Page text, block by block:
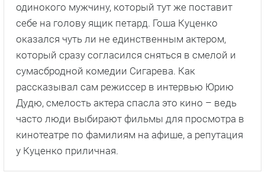
одинокого мужчину, который тут же поставит
себе на голову ящик петард. Гоша Куценко
оказался чуть ли не единственным актером,
который сразу согласился сняться в смелой и
сумасбродной комедии Сигарева. Как
рассказывал сам режиссер в интервью Юрию
Дудю, смелость актера спасла это кино – ведь
часто люди выбирают фильмы для просмотра в
кинотеатре по фамилиям на афише, а репутация
у Куценко приличная.